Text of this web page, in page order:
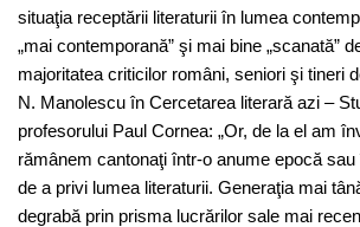
situaţia receptării literaturii în lumea
„mai contemporană” şi mai bine „scanată”
majoritatea criticilor români, seniori şi tineri
N. Manolescu în Cercetarea literară azi –
profesorului Paul Cornea: „Or, de la el am
rămânem cantonaţi într-o anume epocă
de a privi lumea literaturii. Generaţia mai
degrabă prin prisma lucrărilor sale mai